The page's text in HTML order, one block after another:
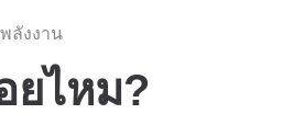
ลังงาน
ยไหม?